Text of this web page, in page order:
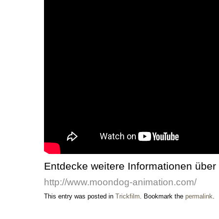
Entdecke weitere Informationen
http://www.moondog-animation.com/
This entry was posted in Trickfilm. Bookmark the permalink.